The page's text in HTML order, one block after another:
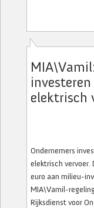
elektrisch
Ondernemers
elektrisch vervoer.
euro aan milieu-
MIA\Vamil-
Rijksdienst voor